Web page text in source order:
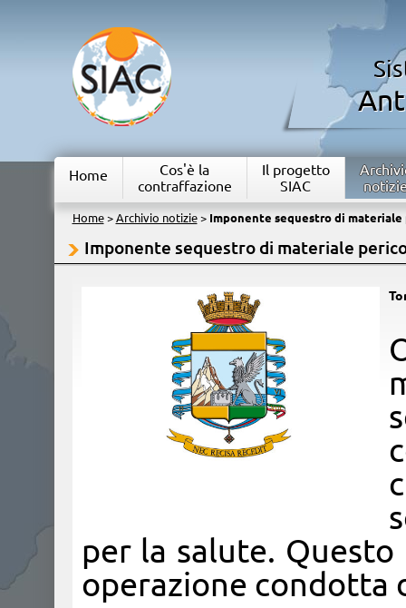
Home
Cos'è la
contraffazione
Il progetto
SIAC
Home> Archivio notizie> Imponente sequestro di materiale
Imponente sequestro di materiale
per la salute.
operazione condotta